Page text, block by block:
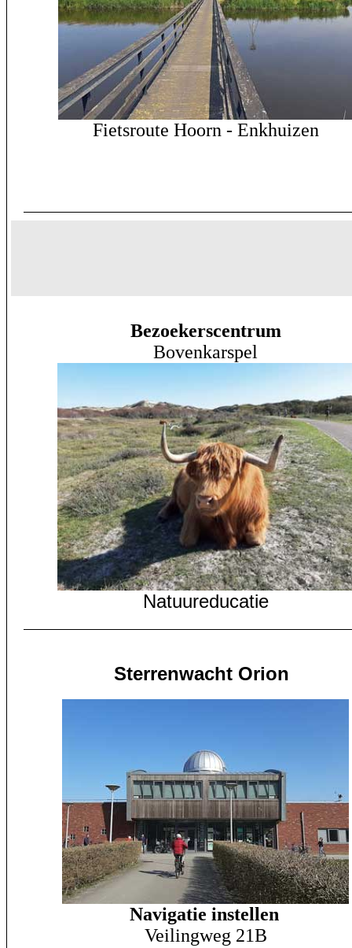
Fietsroute Hoorn - Enkhuizen
Bezoekerscentrum
Bovenkarspel
Natuureducatie
Sterrenwacht Orion
Navigatie instellen
Veilingweg 21B